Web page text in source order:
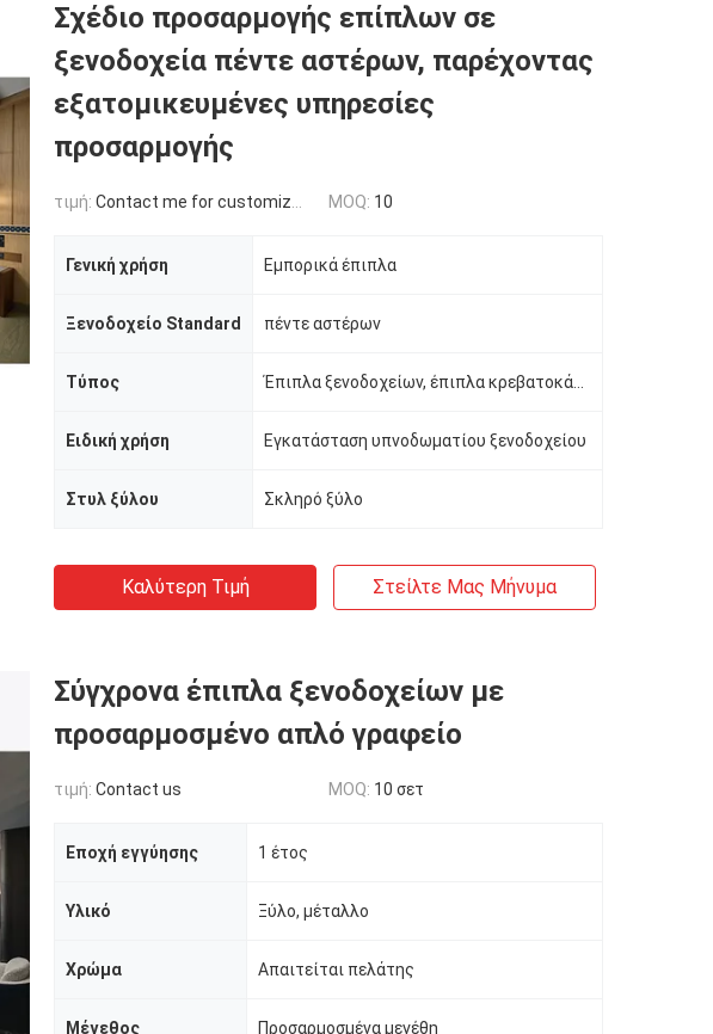
Σχέδιο προσαρμογής επίπλων σε
ξενοδοχεία πέντε αστέρων, παρέχοντας
εξατομικευμένες υπηρεσίες
προσαρμογής
τιμή: Contact me for customized MOQ: 10
Γενική χρήση Εμπορικά έπιπλα
Ξενοδοχείο Standard πέντε αστέρων
Τύπος
Ειδική χρήση Εγκατάσταση υπνοδωματίου ξενοδοχείου
Στυλ ξύλου Σκληρό ξύλο
Καλύτερη Τιμή Στείλτε Μας Μήνυμα
Σύγχρονα έπιπλα ξενοδοχείων με
προσαρμοσμένο απλό γραφείο
τιμή: Contact us MOQ: 10 σετ
Εποχή εγγύησης 1 έτος
Υλικό Ξύλο, μέταλλο
Χρώμα Απαιτείται πελάτης
Μέγεθος Προσαρμοσμένα μεγέθη